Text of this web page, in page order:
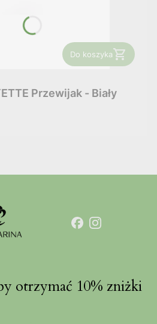
Do koszyka
HERMIONE LAFAYETTE Przewijak - Biały
otrzymać 10% zniżki